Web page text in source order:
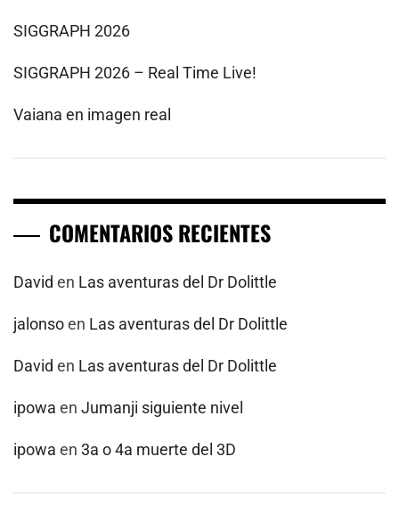
SIGGRAPH 2026
SIGGRAPH 2026 – Real Time Live!
Vaiana en imagen real
COMENTARIOS RECIENTES
David en Las aventuras del Dr Dolittle
jalonsoen Las aventuras del Dr Dolittle
David en Las aventuras del Dr Dolittle
ipowa en Jumanji siguiente nivel
ipowa en 3a o 4a muerte del 3D